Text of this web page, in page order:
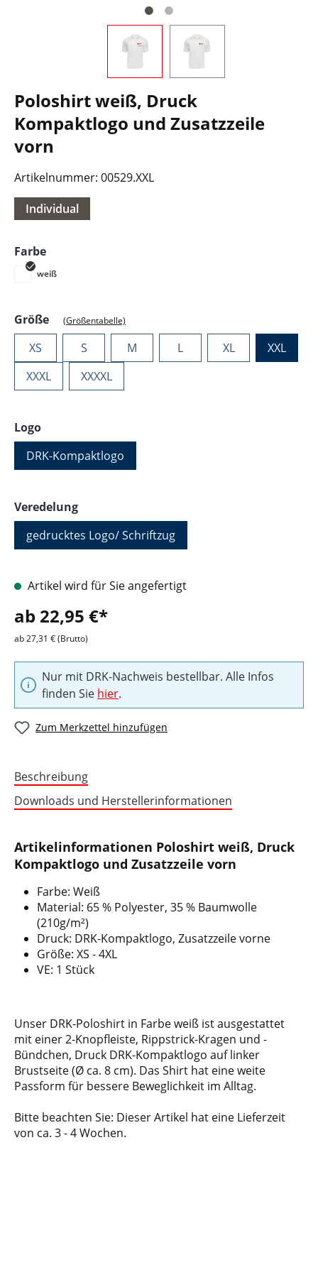
Poloshirt weiß, Druck
Kompaktlogo und Zusatzzeile
vorn
Artikelnummer: 00529.XXL
Individual
Farbeauswählen
weiß
Größeauswählen
(Größentabelle)
XS S M L XL
XXL
XXXL
XXXXL
Logoauswählen
DRK-Kompaktlogo
Veredelungauswählen
gedrucktes Logo/ Schriftzug
Artikel wird für Sie angefertigt
ab 22,95 €*
ab 27,31 € (Brutto)
Nur mit DRK-Nachweis bestellbar. Alle Infos
finden Sie hier.
Zum Merkzettel hinzufügen
Beschreibung
Downloads und Herstellerinformationen
Artikelinformationen Poloshirt weiß, Druck
Kompaktlogo und Zusatzzeile vorn
Farbe: Weiß
Material: 65 % Polyester, 35 % Baumwolle
(210g/m²)
Druck: DRK-Kompaktlogo, Zusatzzeile vorne
Größe: XS - 4XL
VE: 1 Stück
Unser DRK-Poloshirt in Farbe weiß ist ausgestattet
mit einer 2-Knopfleiste, Rippstrick-Kragen und -
Bündchen, Druck DRK-Kompaktlogo auf linker
Brustseite (Ø ca. 8 cm). Das Shirt hat eine weite
Passform für bessere Beweglichkeit im Alltag.
Bitte beachten Sie: Dieser Artikel hat eine Lieferzeit
von ca. 3 - 4 Wochen.